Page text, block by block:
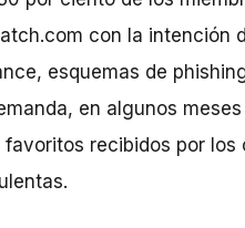
con la intención
esquemas de
en algunos
recibidos por